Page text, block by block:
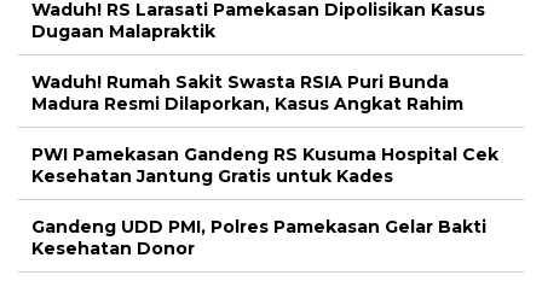
Waduh! RS Larasati Pamekasan Dipolisikan Kasus
Dugaan Malapraktik
Waduh! Rumah Sakit Swasta RSIA Puri Bunda
Madura Resmi Dilaporkan, Kasus Angkat Rahim
PWI Pamekasan Gandeng RS Kusuma Hospital Cek
Kesehatan Jantung Gratis untuk Kades
Gandeng UDD PMI, Polres Pamekasan Gelar Bakti
Kesehatan Donor